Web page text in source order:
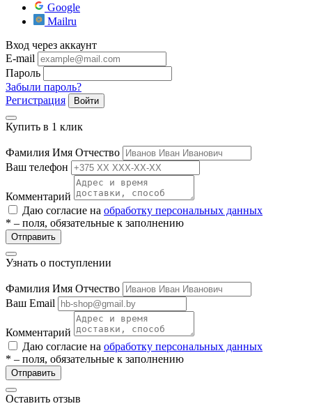
Google
Mailru
Вход через аккаунт
E-mail
Пароль
Забыли пароль?
Регистрация
Войти
Купить в 1 клик
Фамилия Имя Отчество
Ваш телефон
Комментарий
Даю согласие на обработку персональных данных
* – поля, обязательные к заполнению
Отправить
Узнать о поступлении
Фамилия Имя Отчество
Ваш Email
Комментарий
Даю согласие на обработку персональных данных
* – поля, обязательные к заполнению
Отправить
Оставить отзыв